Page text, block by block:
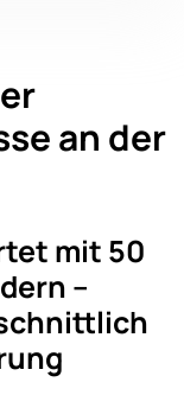
an der
mit 50
–